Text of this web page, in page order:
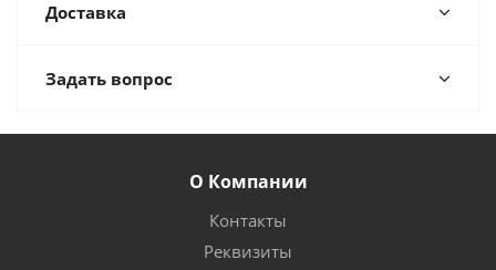
Доставка
Задать вопрос
О Компании
Контакты
Реквизиты